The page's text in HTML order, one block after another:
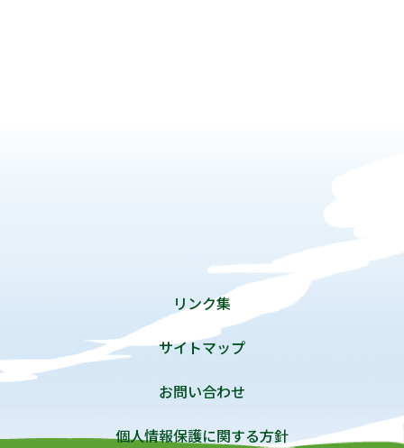
リンク集
サイトマップ
お問い合わせ
個人情報保護に関する方針